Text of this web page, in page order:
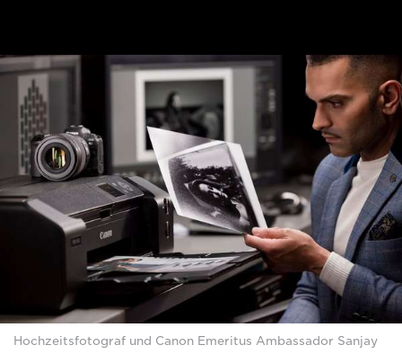
Hochzeitsfotograf und Canon Emeritus Ambassador Sanjay